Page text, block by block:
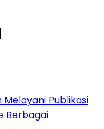
Publikasi
Berbagai